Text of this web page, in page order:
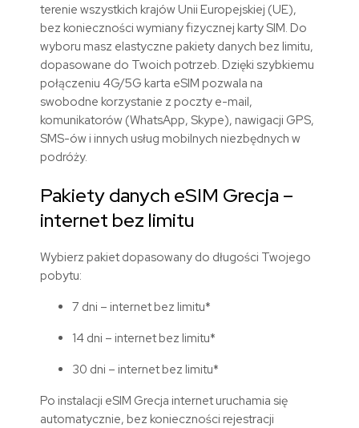
terenie wszystkich krajów Unii Europejskiej (UE),
bez konieczności wymiany fizycznej karty SIM. Do
wyboru masz elastyczne pakiety danych bez limitu,
dopasowane do Twoich potrzeb. Dzięki szybkiemu
połączeniu 4G/5G karta eSIM pozwala na
swobodne korzystanie z poczty e-mail,
komunikatorów (WhatsApp, Skype), nawigacji GPS,
SMS-ów i innych usług mobilnych niezbędnych w
podróży.
Pakiety danych eSIM Grecja –
internet bez limitu
Wybierz pakiet dopasowany do długości Twojego
pobytu:
7 dni – internet bez limitu*
14 dni – internet bez limitu*
30 dni – internet bez limitu*
Po instalacji eSIM Grecja internet uruchamia się
automatycznie, bez konieczności rejestracji